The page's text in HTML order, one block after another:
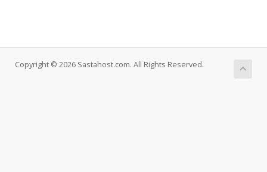
Copyright © 2026 Sastahost.com. All Rights Reserved.